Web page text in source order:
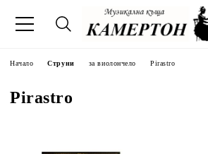
Начало Струни за виолончело Pirastro
Pirastro